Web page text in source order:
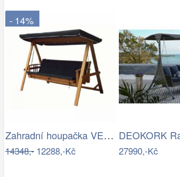
- 14%
Zahradní houpačka VEGAS LUX Rojaplast
14348,-12288,-Kč 27990,-Kč